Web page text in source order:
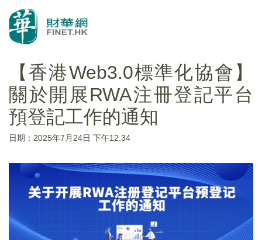
【香港Web3.0標準化協會】
關於開展RWA注冊登記平台
預登記工作的通知
日期：2025年7月24日 下午12:34